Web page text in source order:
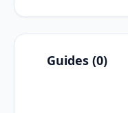
Guides (0)